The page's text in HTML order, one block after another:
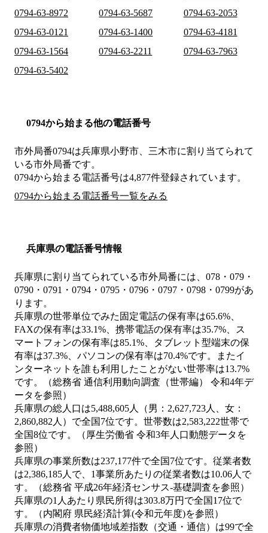
0794-63-8972
0794-63-5687
0794-63-2053
0794-63-0121
0794-63-1400
0794-63-4181
0794-63-1564
0794-63-2211
0794-63-7963
0794-63-5402
0794から始まる他の電話番号
市外局番0794は兵庫県小野市、三木市に割り当てられて
いる市外局番です。
0794から始まる電話番号は4,877件登録されています。
0794から始まる電話番号一覧をみる
兵庫県の電話番号情報
兵庫県に割り当てられている市外局番には、078・079・
0790・0791・0794・0795・0796・0797・0798・0799があ
ります。
兵庫県の世帯単位でみた固定電話の保有率は65.6%、
FAXの保有率は33.1%、携帯電話の保有率は35.7%、ス
マートフォンの保有率は85.1%、タブレット型端末の保
有率は37.3%、パソコンの保有率は70.4%です。またイ
ンターネットを誰も利用したことがない世帯率は13.7%
です。（総務省 通信利用動向調査（世帯編） 令和4年デ
ータを参照）
兵庫県の総人口は5,488,605人（男：2,627,723人、女：
2,860,882人）で全国7位です。世帯数は2,583,222世帯で
全国8位です。（厚生労働省 令和3年人口動態データを
参照）
兵庫県の事業所数は237,177件で全国7位です。従業者数
は2,386,185人で、1事業所あたりの従業者数は10.06人で
す。（総務省 平成26年経済センサス‐基礎調査を参照）
兵庫県の1人あたり県民所得は303.8万円で全国17位で
す。（内閣府 県民経済計算(令和元年度)を参照）
兵庫県の消費者物価地域差指数（交通・通信）は99で全